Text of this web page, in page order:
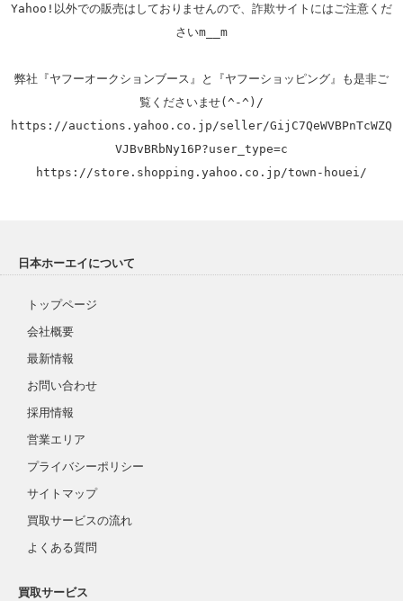
Yahoo!以外での販売はしておりませんので、詐欺サイトにはご注意くだ
さいm__m
弊社『ヤフーオークションブース』と『ヤフーショッピング』も是非ご
https://auctions.yahoo.co.jp/seller/GijC7QeWVBPnTcWZQ
VJBvBRbNy16P?user_type=c
https://store.shopping.yahoo.co.jp/town-houei/
日本ホーエイについて
トップページ
会社概要
最新情報
お問い合わせ
採用情報
営業エリア
プライバシーポリシー
サイトマップ
買取サービスの流れ
よくある質問
買取サービス